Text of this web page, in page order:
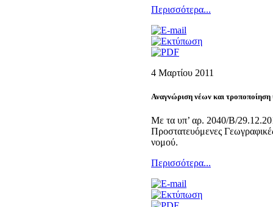
Περισσότερα...
4 Μαρτίου 2011
Αναγνώριση νέων και
Με τα υπ’ αρ. 2040/Β/
Προστατευόμενες
νομού.
Περισσότερα...